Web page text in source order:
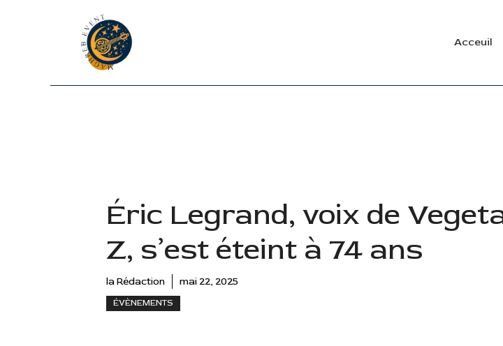
Acceuil
Éric Legrand, voix de
Z, s’est éteint à 74 ans
la Rédaction mai 22, 2025
ÉVÈNEMENTS